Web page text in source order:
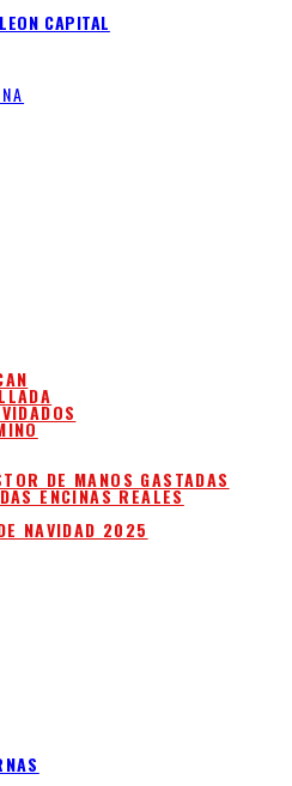
CAPITAL
DE MANOS GASTADAS
ENCINAS REALES
NAVIDAD 2025